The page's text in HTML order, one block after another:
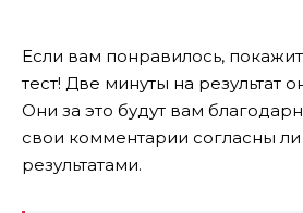
Если вам понравилось,
тест! Две минуты на результат
Они за это будут вам
свои комментарии согласны
результатами.